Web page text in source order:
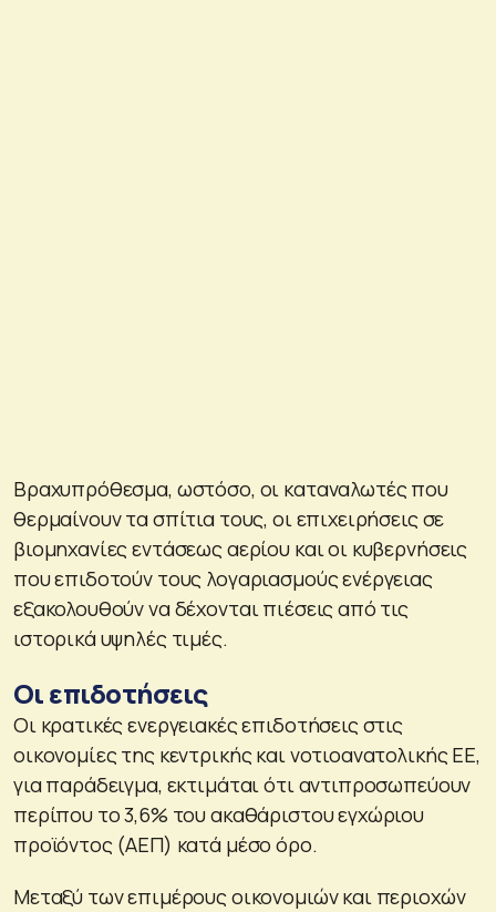
Βραχυπρόθεσμα, ωστόσο, οι καταναλωτές που
θερμαίνουν τα σπίτια τους, οι επιχειρήσεις σε
βιομηχανίες εντάσεως αερίου και οι κυβερνήσεις
που επιδοτούν τους λογαριασμούς ενέργειας
εξακολουθούν να δέχονται πιέσεις από τις
ιστορικά υψηλές τιμές.
Οι επιδοτήσεις
Οι κρατικές ενεργειακές επιδοτήσεις στις
οικονομίες της κεντρικής και νοτιοανατολικής ΕΕ,
για παράδειγμα, εκτιμάται ότι αντιπροσωπεύουν
περίπου το 3,6% του ακαθάριστου εγχώριου
προϊόντος (ΑΕΠ) κατά μέσο όρο.
Μεταξύ των επιμέρους οικονομιών και περιοχών